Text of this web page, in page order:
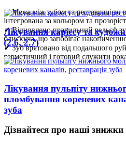
✔ Межа між зубом та реставрацією
інтегрована за кольором та
✔ Відновлено правильний рельєф
блискуча, що запобігає
✔ Зуб врятовано від подальшого
герметичний і готовий служити
Лікування карієсу та
(2.6, 2.7)
Лікування пульпіту
пломбування кореневих
зуба
Дізнайтеся про наші знижки